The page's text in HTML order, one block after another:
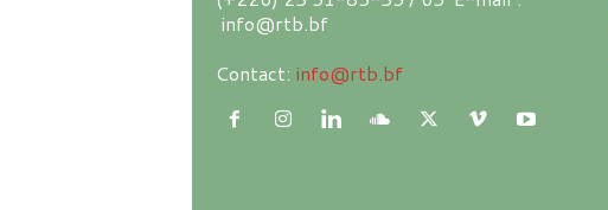
info@rtb.bf
Contact: info@rtb.bf